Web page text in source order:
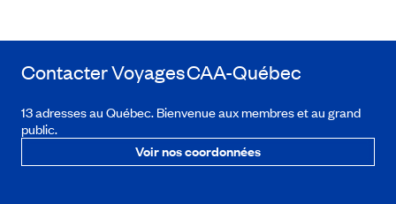
Contacter VoyagesCAA-Québec
13 adresses au Québec. Bienvenue aux membres et au grand
public.
Voir nos coordonnées